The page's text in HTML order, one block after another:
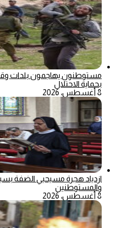
مستوطنون يهاجمون بلدات
بحماية الاحتلال
8 أغسطس، 2026
ازدياد هجرة مسيحيي الضفة
والمستوطنين
8 أغسطس، 2026